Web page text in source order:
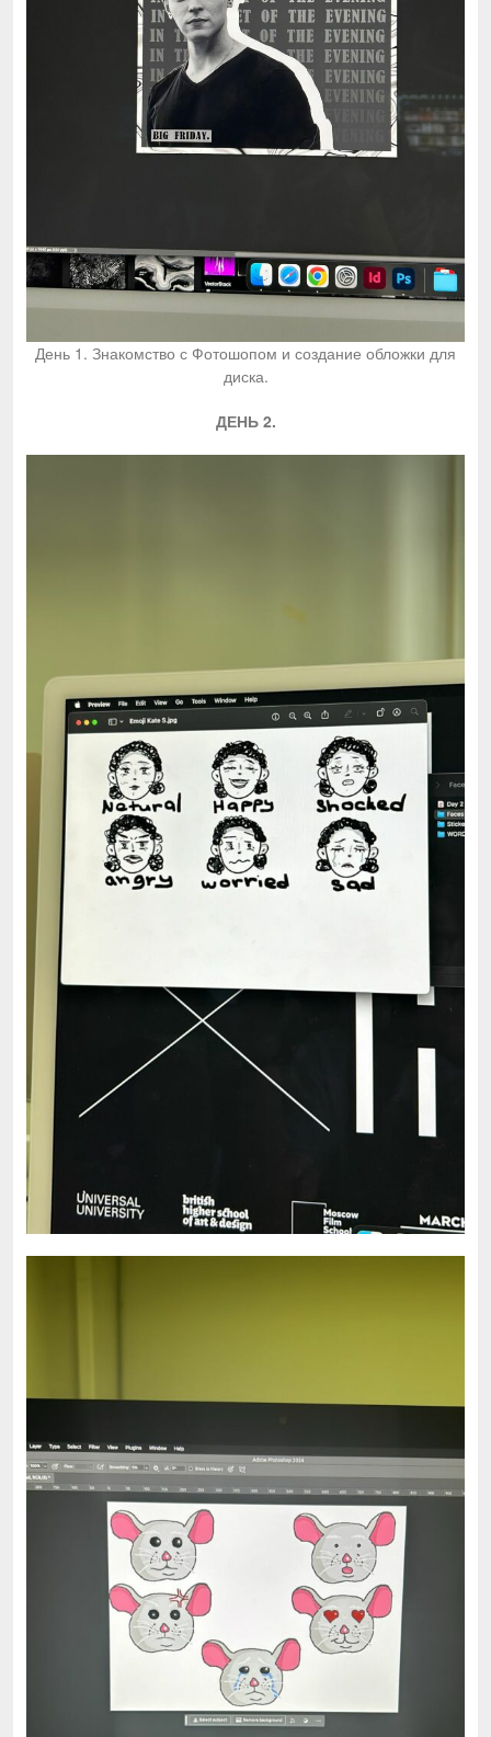
День 1. Знакомство с Фотошопом и создание обложки для
диска.
ДЕНЬ 2.